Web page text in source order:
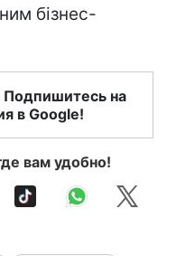
бізнес-
Подпишитесь на
в Google!
вам удобно!